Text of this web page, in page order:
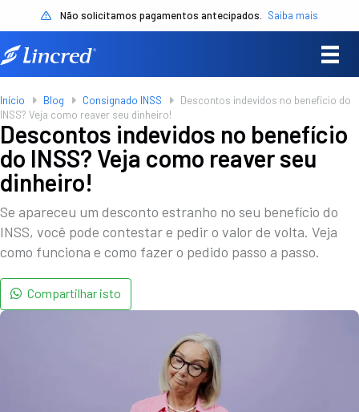
Não solicitamos pagamentos antecipados. Saiba mais
Início Blog Consignado INSS
Descontos indevidos no benefício do
INSS? Veja como reaver seu dinheiro!
Descontos indevidos no benefício
do INSS? Veja como reaver seu
dinheiro!
Se apareceu um desconto estranho no seu benefício do
INSS, você pode contestar e pedir o valor de volta. Veja
como funciona e como fazer o pedido passo a passo.
Compartilhar isto